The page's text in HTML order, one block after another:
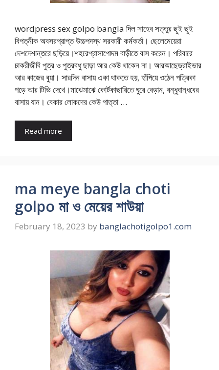
wordpress sex golpo bangla দিল সাহেব সত্তুর ছুই ছুই
বিপত্নীক অবসরপ্রাপ্ত উচ্চপদস্থ সরকারী কর্মকর্তা। ছেলেমেয়েরা
দেশদেশান্তরে ছড়িয়ে।শহরেপ্রাসাপোদম বাড়ীতে বাস করেন। পরিবারে
চাকরীজীবি পুত্র ও পুত্রবধু ছাড়া আর কেউ থাকেন না। আরআছেড্রাইভার
আর কাজের বুয়া। সারদিন বাসায় একা থাকতে হয়, হাঁপিয়ে ওঠেন পত্রিকা
পড়ে আর টিভি দেখে।মাঝেমাঝে কোর্টকাছারিতে ঘুরে বেড়ান, বন্ধুবান্ধবের
বাসায় যান। বেকার লোকদের কেউ পাত্তা …
Read more
ma meye bangla choti
golpo মা ও মেয়ের শাউয়া
February 18, 2023 by banglachotigolpo1.com